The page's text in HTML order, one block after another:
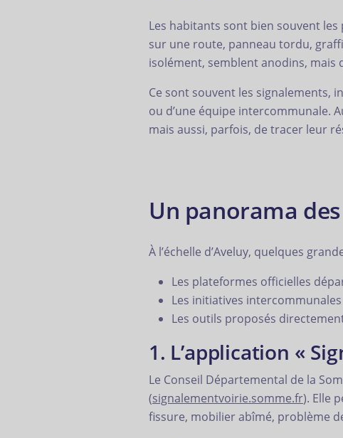
Les habitants sont bien souvent
sur une route, panneau tordu,
isolément, semblent anodins,
Ce sont souvent les signalements,
ou d’une équipe intercommunale.
mais aussi, parfois, de tracer leur
Un panorama
À l’échelle d’Aveluy, quelques
Les plateformes officielles
Les initiatives
Les outils proposés
1. L’application «
Le Conseil Départemental de la
(signalementvoirie.somme.fr). Elle
fissure, mobilier abîmé, problème